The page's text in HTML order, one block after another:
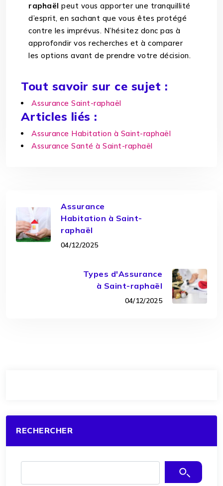
raphaël peut vous apporter une tranquillité
d’esprit, en sachant que vous êtes protégé
contre les imprévus. N’hésitez donc pas à
approfondir vos recherches et à comparer
les options avant de prendre votre décision.
Tout savoir sur ce sujet :
Assurance Saint-raphaël
Articles liés :
Assurance Habitation à Saint-raphaël
Assurance Santé à Saint-raphaël
Assurance
Habitation à Saint-
raphaël
04/12/2025
Types d'Assurance
à Saint-raphaël
04/12/2025
RECHERCHER